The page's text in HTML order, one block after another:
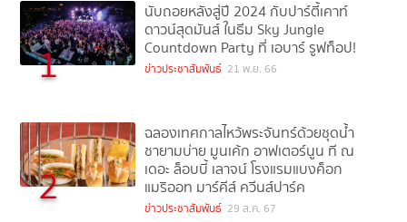
1
นับถอยหลังสู่ปี 2024 กับปาร์ตี้เคาท์
ดาวน์สุดมันส์ ในธีม Sky Jungle
Countdown Party ที่ เอบาร์ รูฟท็อป!
ข่าวประชาสัมพันธ์ 21 พ.ย. 66
2
ฉลองเทศกาลไหว้พระจันทร์ด้วยชุดน้ำ
ชายามบ่าย มูนเค้ก อาฟเตอร์นูน ที ณ
เดอะ ล็อบบี้ เลาจน์ โรงแรมแบงค็อก
แมริออท มาร์คีส์ ควีนส์ปาร์ค
ข่าวประชาสัมพันธ์ 29 ส.ค. 67